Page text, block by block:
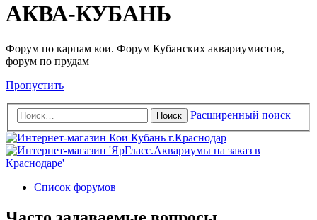
АКВА-КУБАНЬ
Форум по карпам кои. Форум Кубанских аквариумистов,
форум по прудам
Пропустить
Поиск Расширенный поиск
Список форумов